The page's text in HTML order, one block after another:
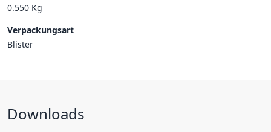
0.550 Kg
Verpackungsart
Blister
Downloads